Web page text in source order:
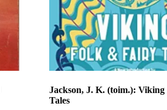
Jackson, J. K. (toim.):
Tales